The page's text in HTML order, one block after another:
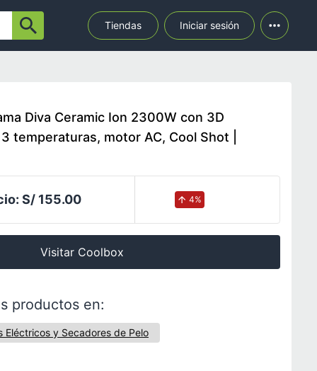
Tiendas Iniciar sesión
Diva Ceramic Ion 2300W con 3D
temperaturas, motor AC, Cool Shot |
S/ 155.00 4%
Visitar Coolbox
productos en:
Eléctricos y Secadores de Pelo